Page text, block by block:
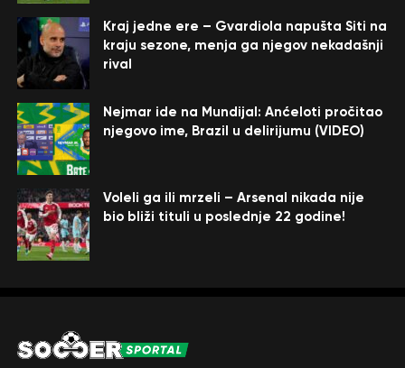
Kraj jedne ere – Gvardiola napušta Siti na
kraju sezone, menja ga njegov nekadašnji
rival
Nejmar ide na Mundijal: Anćeloti pročitao
njegovo ime, Brazil u delirijumu (VIDEO)
Voleli ga ili mrzeli – Arsenal nikada nije
bio bliži tituli u poslednje 22 godine!